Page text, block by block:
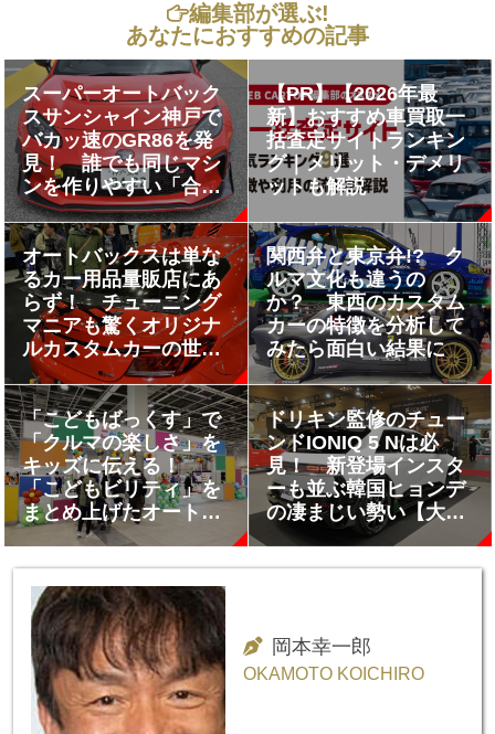
編集部が選ぶ!
あなたにおすすめの記事
スーパーオートバック
スサンシャイン神戸で
バカッ速のGR86を発
見！ 誰でも同じマシ
ンを作りやすい「合法
チューン」を極めた１
台の中身
【PR】【2026年最
新】おすすめ車買取一
括査定サイトランキン
グ｜メリット・デメリ
ットも解説
オートバックスは単な
るカー用品量販店にあ
らず！ チューニング
マニアも驚くオリジナ
ルカスタムカーの世界
【大阪オートメッセ
2025】
関西弁と東京弁!? ク
ルマ文化も違うの
か？ 東西のカスタム
カーの特徴を分析して
みたら面白い結果に
「こどもばっくす」で
「クルマの楽しさ」を
キッズに伝える！
「こどもビリティ」を
まとめ上げたオートバ
ックスの心意気が熱い
2025】
ドリキン監修のチュー
ンドIONIQ 5 Nは必
見！ 新登場インスタ
ーも並ぶ韓国ヒョンデ
の凄まじい勢い【大阪
オートメッセ2025】
岡本幸一郎
OKAMOTO KOICHIRO